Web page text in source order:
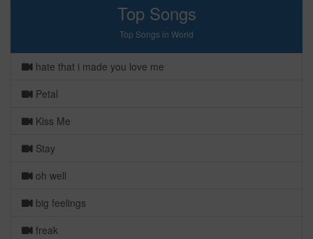
Top Songs
Top Songs in World
hate that i made you love me
Petal
Kiss Me
Stay
oh well
big feelings
freak